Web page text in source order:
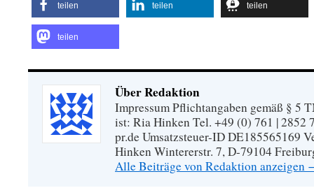
teilen teilen teilen
teilen
Über Redaktion
Impressum Pflichtangaben gemäß § 5
ist: Ria Hinken Tel. +49 (0) 761 | 2852
pr.de Umsatzsteuer-ID DE185565169
Hinken Wintererstr. 7, D-79104
Alle Beiträge von Redaktion anzeigen